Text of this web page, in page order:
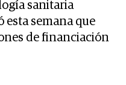
sanitaria
semana que
de financiación